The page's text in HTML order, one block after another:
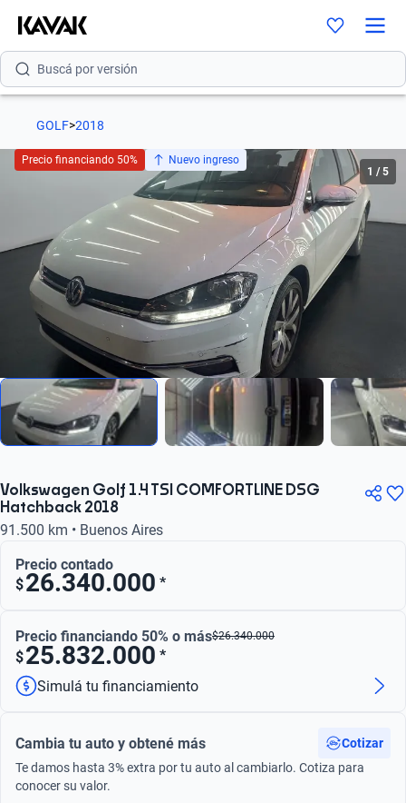
Buscá por modelo
Buscá por versión
Buscá por marca
Buscá por modelo
Buscá por versión
Buscá por año
GOLF>2018
Precio financiando 50%
Nuevo ingreso
1 /5
Volkswagen Golf 1.4 TSI COMFORTLINE DSG
Hatchback 2018
91.500 km • Buenos Aires
Precio contado
$26.340.000 *
Precio financiando 50% o más$26.340.000
$25.832.000 *
Simulá tu financiamiento
Cambia tu auto y obtené más
Cotizar
Te damos hasta 3% extra por tu auto al cambiarlo. Cotiza para
conocer su valor.